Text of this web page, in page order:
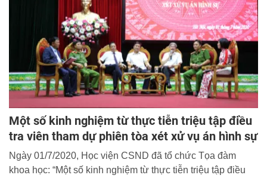
Một số kinh nghiệm từ thực tiễn triệu tập điều
tra viên tham dự phiên tòa xét xử vụ án hình sự
Ngày 01/7/2020, Học viện CSND đã tổ chức Tọa đàm
khoa học: “Một số kinh nghiệm từ thực tiễn triệu tập điều